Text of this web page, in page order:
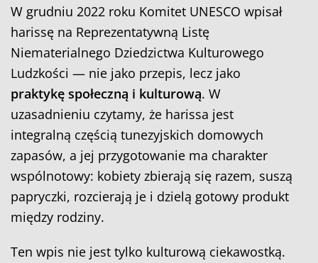
W grudniu 2022 roku Komitet UNESCO wpisał
harissę na Reprezentatywną Listę
Niematerialnego Dziedzictwa Kulturowego
Ludzkości — nie jako przepis, lecz jako
praktykę społeczną i kulturową. W
uzasadnieniu czytamy, że harissa jest
integralną częścią tunezyjskich domowych
zapasów, a jej przygotowanie ma charakter
wspólnotowy: kobiety zbierają się razem, suszą
papryczki, rozcierają je i dzielą gotowy produkt
między rodziny.
Ten wpis nie jest tylko kulturową ciekawostką.